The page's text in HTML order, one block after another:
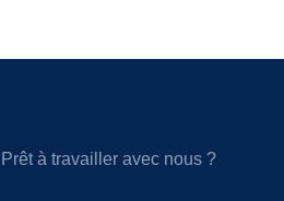
Prêt à travailler avec nous ?